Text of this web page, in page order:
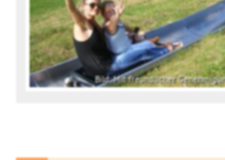
Bild: Mit freundlicher